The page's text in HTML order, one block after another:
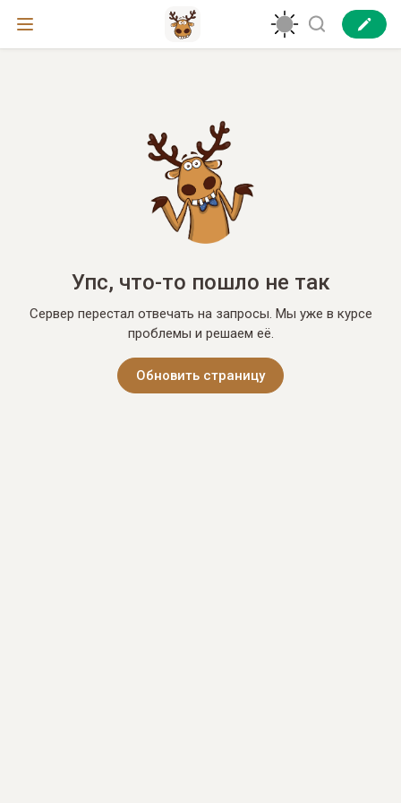
Упс, что-то пошло не так
Сервер перестал отвечать на запросы. Мы уже в курсе
проблемы и решаем её.
Обновить страницу